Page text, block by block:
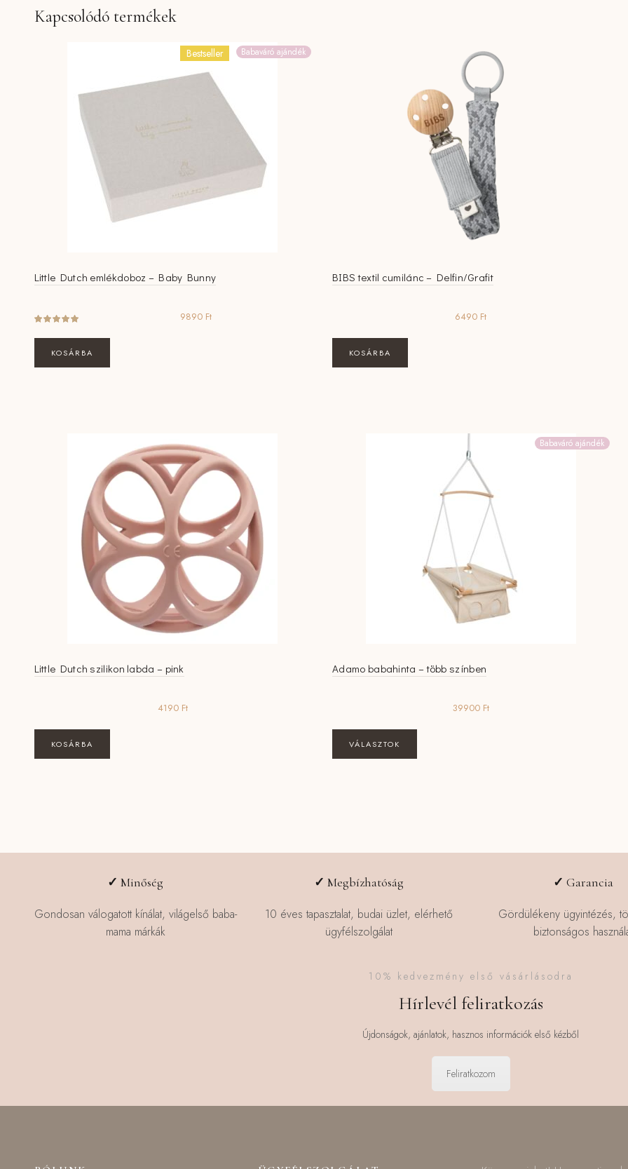
Kapcsolódó termékek
Bestseller Babaváró ajándék
Little Dutch emlékdoboz – Baby Bunny
9890 Ft
KOSÁRBA
BIBS textil cumilánc – Delfin/Grafit
6490 Ft
KOSÁRBA
Little Dutch szilikon labda – pink
4190 Ft
KOSÁRBA
Babaváró ajándék
Adamo babahinta – több színben
39900 Ft
VÁLASZTOK
a
választhatók
✓Minőség
Gondosan válogatott kínálat, világelső baba-
mama márkák
✓Megbízhatóság
10 éves tapasztalat, budai üzlet, elérhető
ügyfélszolgálat
✓ Garancia
Gördülékeny ügyintézés,
biztonságos
10% kedvezmény első vásárlásodra
Hírlevél feliratkozás
Újdonságok, ajánlatok, hasznos információk első kézből
Feliratkozom